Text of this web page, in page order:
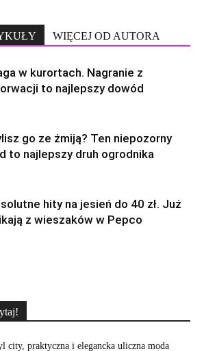
WIĘCEJ OD AUTORA
w kurortach. Nagranie z
to najlepszy dowód
go ze żmiją? Ten niepozorny
to najlepszy druh ogrodnika
hity na jesień do 40 zł. Już
z wieszaków w Pepco
city, praktyczna i elegancka uliczna moda